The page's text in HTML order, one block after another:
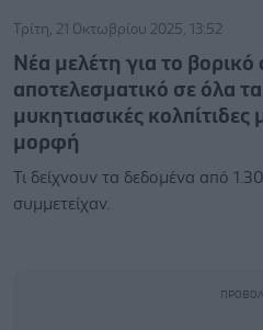
Τρίτη, 21 Οκτωβρίου 2025, 13:52
Νέα μελέτη για το βορικό
αποτελεσματικό σε όλα
μυκητιασικές
μορφή
Τι δείχνουν τα δεδομένα από
συμμετείχαν.